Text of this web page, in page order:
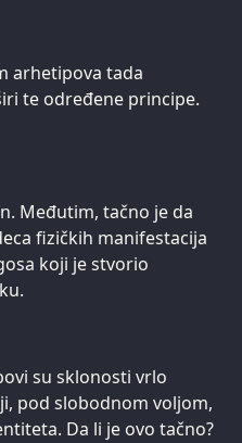
arhetipova tada
te određene principe.
Međutim, tačno je da
fizičkih manifestacija
koji je stvorio
su sklonosti vrlo
pod slobodnom voljom,
Da li je ovo tačno?